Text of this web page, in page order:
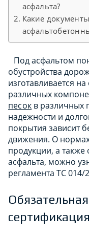
асфальта?
Какие
Под асфальтом
обустройства
изготавливается
различных
песок в различных
надежности и
покрытия зависит
движения. О
продукции, а
асфальта, можно
регламента ТС 014/